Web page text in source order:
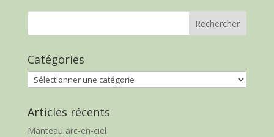
Catégories
Catégories
Articles récents
Manteau arc-en-ciel